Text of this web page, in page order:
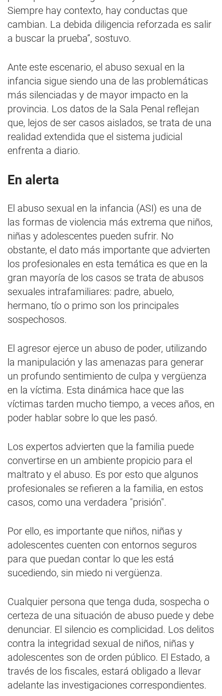
Siempre hay contexto, hay conductas que
cambian. La debida diligencia reforzada es salir
a buscar la prueba”, sostuvo.
Ante este escenario, el abuso sexual en la
infancia sigue siendo una de las problemáticas
más silenciadas y de mayor impacto en la
provincia. Los datos de la Sala Penal reflejan
que, lejos de ser casos aislados, se trata de una
realidad extendida que el sistema judicial
enfrenta a diario.
En alerta
El abuso sexual en la infancia (ASI) es una de
las formas de violencia más extrema que niños,
niñas y adolescentes pueden sufrir. No
obstante, el dato más importante que advierten
los profesionales en esta temática es que en la
gran mayoría de los casos se trata de abusos
sexuales intrafamiliares: padre, abuelo,
hermano, tío o primo son los principales
sospechosos.
El agresor ejerce un abuso de poder, utilizando
la manipulación y las amenazas para generar
un profundo sentimiento de culpa y vergüenza
en la víctima. Esta dinámica hace que las
víctimas tarden mucho tiempo, a veces años, en
poder hablar sobre lo que les pasó.
Los expertos advierten que la familia puede
convertirse en un ambiente propicio para el
maltrato y el abuso. Es por esto que algunos
profesionales se refieren a la familia, en estos
casos, como una verdadera "prisión".
Por ello, es importante que niños, niñas y
adolescentes cuenten con entornos seguros
para que puedan contar lo que les está
sucediendo, sin miedo ni vergüenza.
Cualquier persona que tenga duda, sospecha o
certeza de una situación de abuso puede y debe
denunciar. El silencio es complicidad. Los delitos
contra la integridad sexual de niños, niñas y
adolescentes son de orden público. El Estado, a
través de los fiscales, estará obligado a llevar
adelante las investigaciones correspondientes.